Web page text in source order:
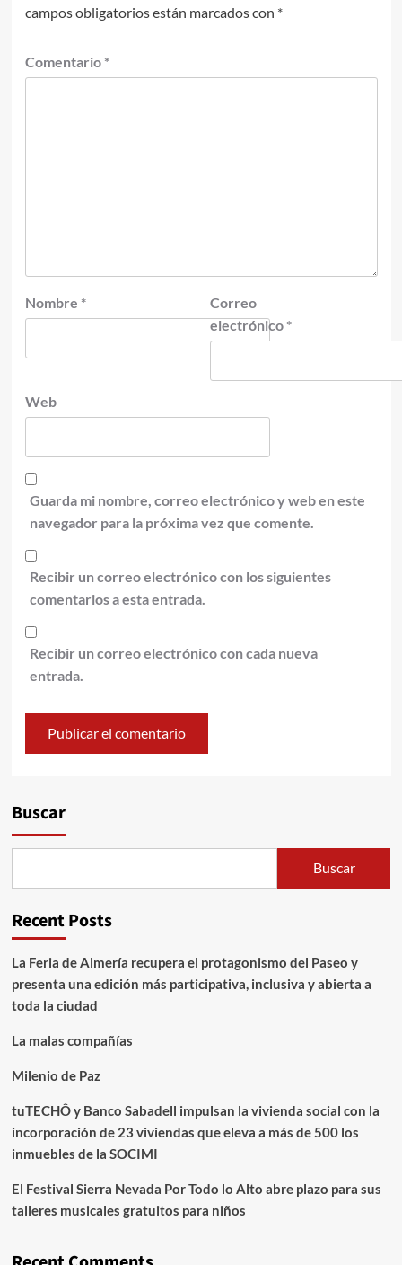
campos obligatorios están marcados con *
Comentario *
Nombre *
Correo
electrónico *
Web
Guarda mi nombre, correo electrónico y web en este
navegador para la próxima vez que comente.
Recibir un correo electrónico con los siguientes
comentarios a esta entrada.
Recibir un correo electrónico con cada nueva
entrada.
Buscar
Buscar
Recent Posts
La Feria de Almería recupera el protagonismo del Paseo y
presenta una edición más participativa, inclusiva y abierta a
toda la ciudad
La malas compañías
Milenio de Paz
tuTECHÔ y Banco Sabadell impulsan la vivienda social con la
incorporación de 23 viviendas que eleva a más de 500 los
inmuebles de la SOCIMI
El Festival Sierra Nevada Por Todo lo Alto abre plazo para sus
talleres musicales gratuitos para niños